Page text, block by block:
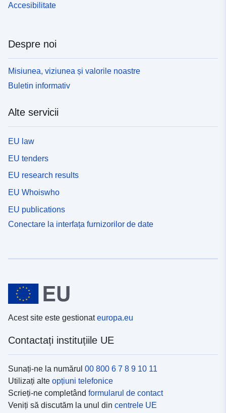
Accesibilitate
Despre noi
Misiunea, viziunea și valorile noastre
Buletin informativ
Alte servicii
EU law
EU tenders
EU research results
EU Whoiswho
EU publications
Conectare la interfața furnizorilor de date
Acest site este gestionateuropa.eu
Contactați instituțiile UE
Sunați-ne la numărul 00 800 6 7 8 9 10 11
Utilizați alte opțiuni telefonice
Scrieți-ne completând formularul de contact
Veniți să discutăm la unul din centrele UE